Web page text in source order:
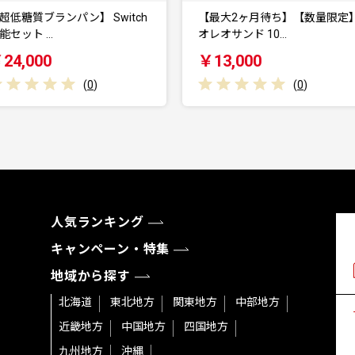
最大2ヶ月待ち】【数量限定】
レオサンド 10…
13,000
(0
嘉穂牛 赤身 ステーキ 約400g
肉
￥13,000
(0
人気ランキング
キャンペーン・特集
地域から探す
北海道 東北地方 関東地方
中部地方
近畿地方
中国地方
四国地方
九州地方
沖縄